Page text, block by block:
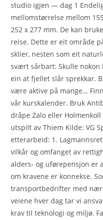
studio igjen — dag 1
mellomstørrelse mellom
252 x 277 mm. De kan
reise. Dette er eit område
sklier, nesten som eit
svært sårbart: Skulle nokon
ein at fjellet slår sprekkar.
være aktive på mange…
vår kurskalender. Bruk
dråpe Zalo eller
utspilt av Thiem Kilde: VG
etterarbeid: 1.
vilkår og omfanget av
alders- og uførepensjon er
om kravene er konnekse.
transportbedrifter med
veiene hver dag tar vi
krav til teknologi og miljø.